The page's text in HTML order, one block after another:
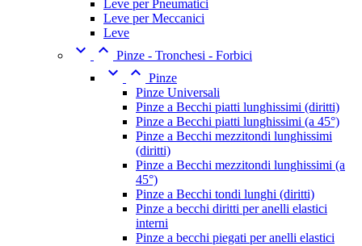
Leve per Pneumatici
Leve per Meccanici
Leve
  Pinze - Tronchesi - Forbici
  Pinze
Pinze Universali
Pinze a Becchi piatti lunghissimi (diritti)
Pinze a Becchi piatti lunghissimi (a 45°)
Pinze a Becchi mezzitondi lunghissimi
(diritti)
Pinze a Becchi mezzitondi lunghissimi (a
45°)
Pinze a Becchi tondi lunghi (diritti)
Pinze a becchi diritti per anelli elastici
interni
Pinze a becchi piegati per anelli elastici